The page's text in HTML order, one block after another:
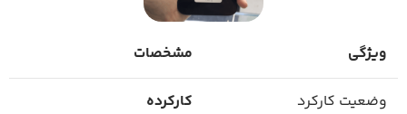
ویژگی مشخصات
وضعیت کارکرد کارکرده